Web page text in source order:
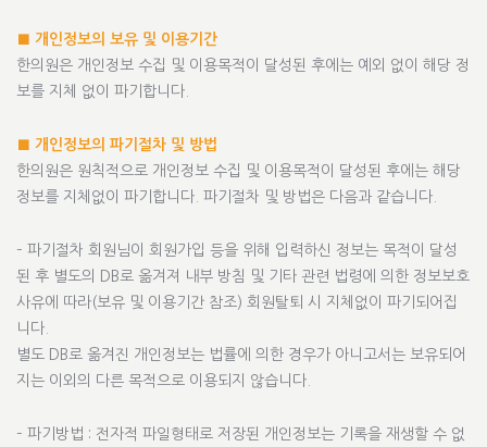
■ 개인정보의 보유 및 이용기간
한의원은 개인정보 수집 및 이용목적이 달성된 후에는 예외 없이 해당 정
보를 지체 없이 파기합니다.
■ 개인정보의 파기절차 및 방법
한의원은 원칙적으로 개인정보 수집 및 이용목적이 달성된 후에는 해당
정보를 지체없이 파기합니다. 파기절차 및 방법은 다음과 같습니다.
– 파기절차 회원님이 회원가입 등을 위해 입력하신 정보는 목적이 달성
된 후 별도의 DB로 옮겨져 내부 방침 및 기타 관련 법령에 의한 정보보호
사유에 따라(보유 및 이용기간 참조) 회원탈퇴 시 지체없이 파기되어집
니다.
별도 DB로 옮겨진 개인정보는 법률에 의한 경우가 아니고서는 보유되어
지는 이외의 다른 목적으로 이용되지 않습니다.
– 파기방법 : 전자적 파일형태로 저장된 개인정보는 기록을 재생할 수 없